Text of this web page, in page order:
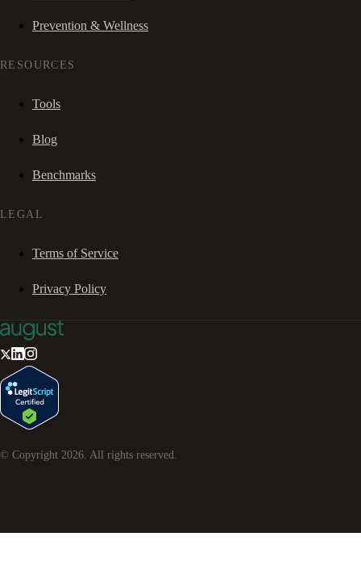
Prevention & Wellness
RESOURCES
Tools
Blog
Benchmarks
LEGAL
Terms of Service
Privacy Policy
© Copyright 2026 . All rights reserved.